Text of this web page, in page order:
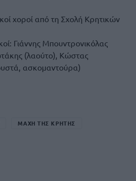
χοροί από τη Σχολή Κρητικών
Γιάννης Μπουντρονικόλας
(λαούτο), Κώστας
ασκομαντούρα)
ΜΑΧΗ ΤΗΣ ΚΡΗΤΗΣ